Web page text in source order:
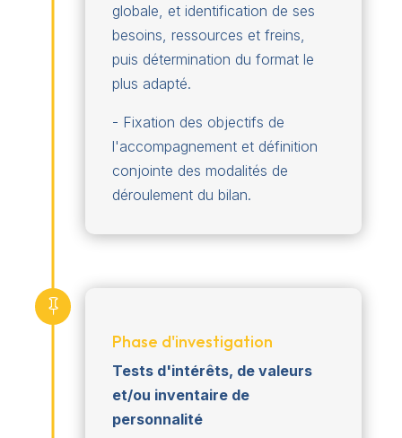
globale, et identification de ses
besoins, ressources et freins,
puis détermination du format le
plus adapté.
- Fixation des objectifs de
l'accompagnement et définition
conjointe des modalités de
déroulement du bilan.
Phase d'investigation
Tests d'intérêts, de valeurs
et/ou inventaire de
personnalité
